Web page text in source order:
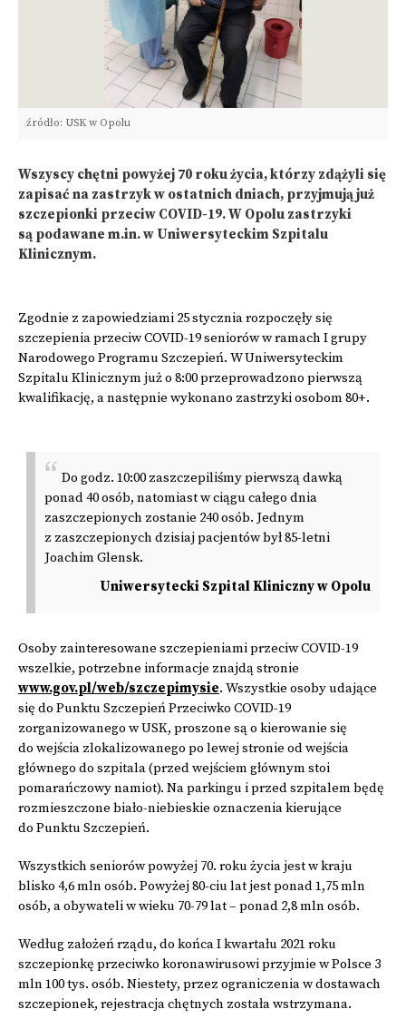
źródło: USK w Opolu
Wszyscy chętni powyżej 70 roku życia, którzy zdążyli się
zapisać na zastrzyk w ostatnich dniach, przyjmują już
szczepionki przeciw COVID-19. W Opolu zastrzyki
są podawane m.in. w Uniwersyteckim Szpitalu
Klinicznym.
Zgodnie z zapowiedziami 25 stycznia rozpoczęły się
szczepienia przeciw COVID-19 seniorów w ramach I grupy
Narodowego Programu Szczepień. W Uniwersyteckim
Szpitalu Klinicznym już o 8:00 przeprowadzono pierwszą
kwalifikację, a następnie wykonano zastrzyki osobom 80+.
Do godz. 10:00 zaszczepiliśmy pierwszą dawką
ponad 40 osób, natomiast w ciągu całego dnia
zaszczepionych zostanie 240 osób. Jednym
z zaszczepionych dzisiaj pacjentów był 85-letni
Joachim Glensk.
Uniwersytecki Szpital Kliniczny w Opolu
Osoby zainteresowane szczepieniami przeciw COVID-19
wszelkie, potrzebne informacje znajdą stronie
www.gov.pl/web/szczepimysie. Wszystkie osoby udające
się do Punktu Szczepień Przeciwko COVID-19
zorganizowanego w USK, proszone są o kierowanie się
do wejścia zlokalizowanego po lewej stronie od wejścia
głównego do szpitala (przed wejściem głównym stoi
pomarańczowy namiot). Na parkingu i przed szpitalem będę
rozmieszczone biało-niebieskie oznaczenia kierujące
do Punktu Szczepień.
Wszystkich seniorów powyżej 70. roku życia jest w kraju
blisko 4,6 mln osób. Powyżej 80-ciu lat jest ponad 1,75 mln
osób, a obywateli w wieku 70-79 lat – ponad 2,8 mln osób.
Według założeń rządu, do końca I kwartału 2021 roku
szczepionkę przeciwko koronawirusowi przyjmie w Polsce 3
mln 100 tys. osób. Niestety, przez ograniczenia w dostawach
szczepionek, rejestracja chętnych została wstrzymana.